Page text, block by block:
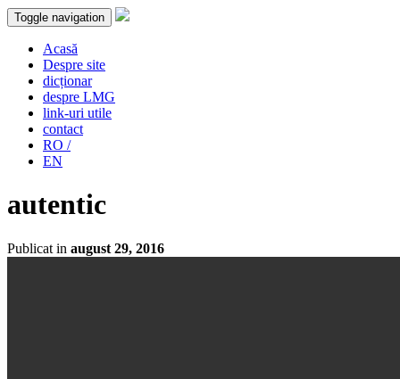
Toggle navigation
Acasă
Despre site
dicționar
despre LMG
link-uri utile
contact
RO /
EN
autentic
Publicat in august 29, 2016